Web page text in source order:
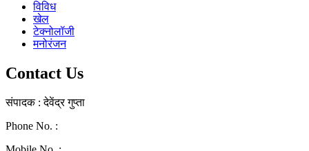
विविध
खेल
टेक्नोलॉजी
मनोरंजन
Contact Us
संपादक : देवेंद्र गुप्ता
Phone No. :